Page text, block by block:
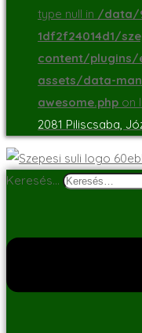
type null in /data/
1df2f24014d1/
content/
assets/data-
awesome.php on
2081 Piliscsaba,
Keresés…